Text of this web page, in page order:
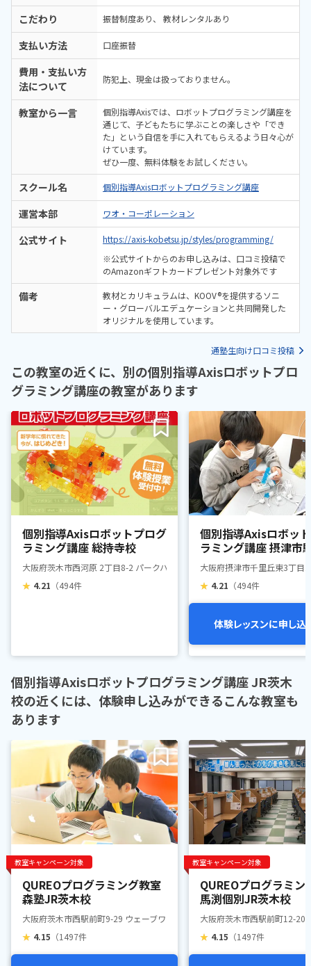
こだわり 振替制度あり 教材レンタルあり
支払い方法 口座振替
費用・支払い方
法について
防犯上、現金は扱っておりません。
教室から一言
個別指導Axisでは、ロボットプログラミング講座を
通じて、子どもたちに学ぶことの楽しさや「でき
た」という自信を手に入れてもらえるよう日々心が
けています。
ぜひ一度、無料体験をお試しください。
スクール名 個別指導Axisロボットプログラミング講座
運営本部 ワオ・コーポレーション
公式サイト
https://axis-kobetsu.jp/styles/programming/
※公式サイトからのお申し込みは、口コミ投稿で
のAmazonギフトカードプレゼント対象外です
備考
教材とカリキュラムは、KOOV®を提供するソニ
ー・グローバルエデュケーションと共同開発した
オリジナルを使用しています。
通塾生向け口コミ投稿
この教室の近くに、別の個別指導Axisロボットプロ
グラミング講座の教室があります
個別指導Axisロボットプログ
ラミング講座 総持寺校
大阪府茨木市西河原 2丁目8-2 パークハイツミシマVOL2
★ 4.21 （494件
個別指導Axisロボッ
ラミング講座 摂津市
大阪府摂津市千里丘東3丁目
★ 4.21 （494件
体験レッスンに申し込
個別指導Axisロボットプログラミング講座 JR茨木
校の近くには、体験申し込みができるこんな教室も
あります
教室キャンペーン対象
QUREOプログラミング教室
森塾JR茨木校
大阪府茨木市西駅前町9-29 ウェーブワン・ビル4階
★ 4.15 （1497件
教室キャンペーン対象
QUREOプログラミン
馬渕個別JR茨木校
大阪府茨木市西駅前町12-20
★ 4.15 （1497件